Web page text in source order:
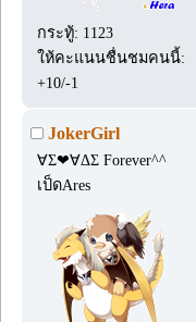
กระทู้: 1123
ให้คะแนนชื่นชมคนนี้:
+10/-1
JokerGirl
∀Σ❤∀ΔΣ Forever^^
เป็ดAres